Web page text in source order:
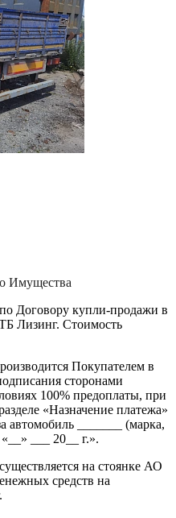
Имущества
Договору купли-продажи в
Лизинг. Стоимость
Покупателем в
сторонами
100% предоплаты, при
«Назначение платежа»
автомобиль _______ (марка,
___ 20__ г.».
на стоянке АО
средств на